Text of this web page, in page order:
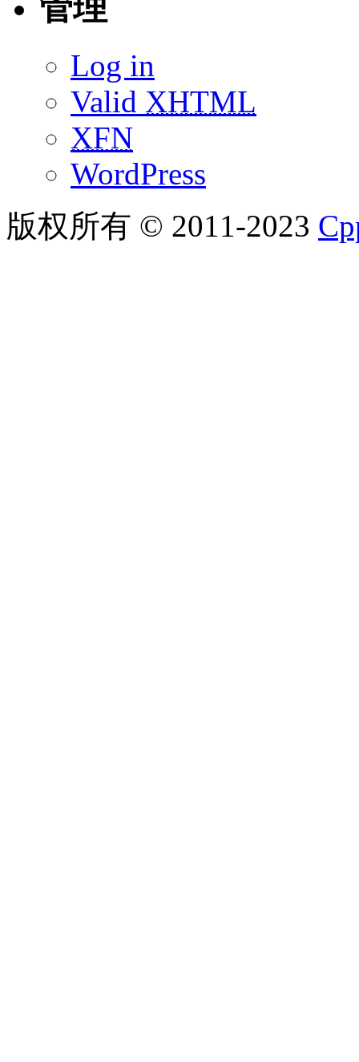
管理
Log in
Valid XHTML
XFN
WordPress
版权所有 © 2011-2023